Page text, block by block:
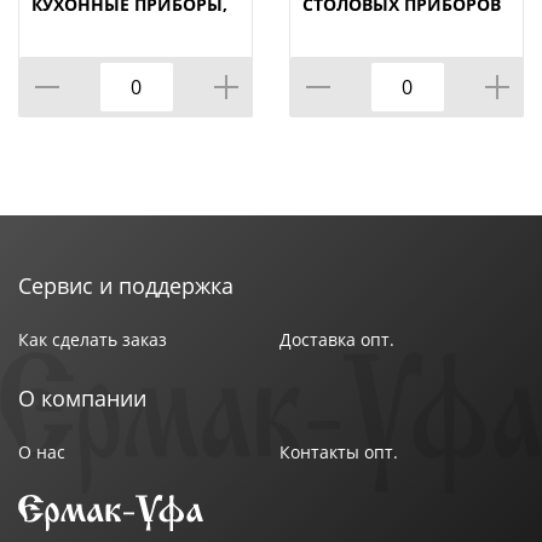
КОР=18ШТ.
(КОР=18ШТ.)
Сервис и поддержка
Как сделать заказ Доставка опт.
О компании
О нас Контакты опт.